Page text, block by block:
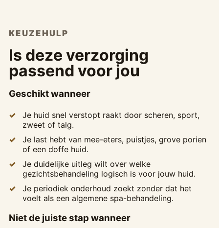
KEUZEHULP
Is deze verzorging
passend voor jou
Geschikt wanneer
Je huid snel verstopt raakt door scheren, sport,
zweet of talg.
Je last hebt van mee-eters, puistjes, grove porien
of een doffe huid.
Je duidelijke uitleg wilt over welke
gezichtsbehandeling logisch is voor jouw huid.
Je periodiek onderhoud zoekt zonder dat het
voelt als een algemene spa-behandeling.
Niet de juiste stap wanneer